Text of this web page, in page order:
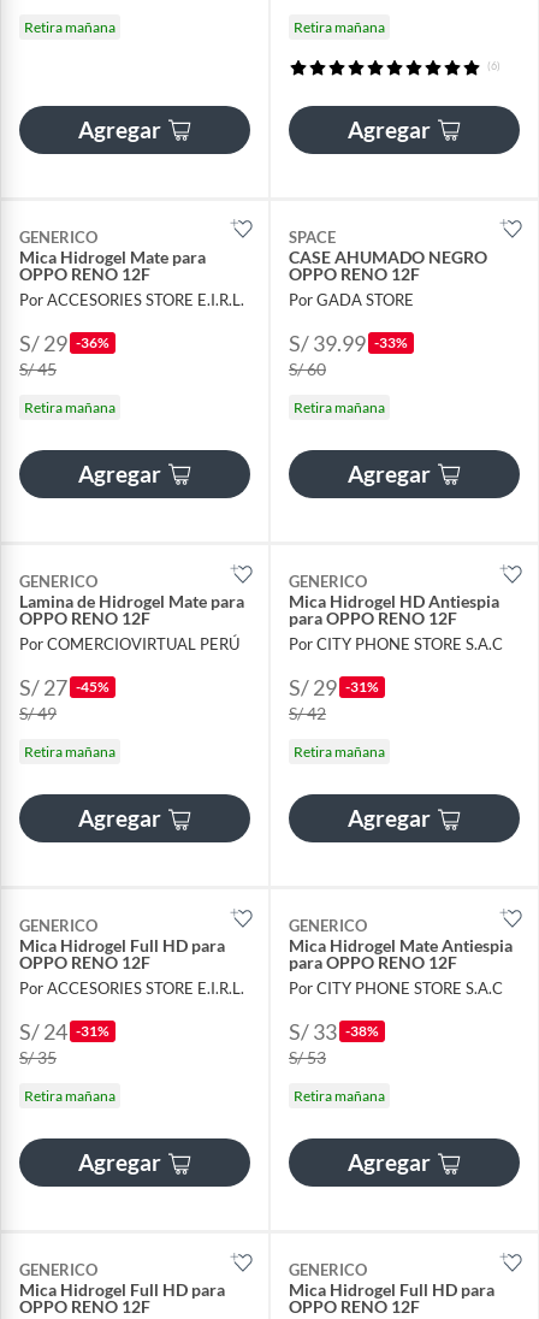
Retira mañana
Agregar
Retira mañana
(6)
Agregar
GENERICO
Mica Hidrogel Mate para
OPPO RENO 12F
Por ACCESORIES STORE E.I.R.L.
S/ 29 -36%
S/ 45
Retira mañana
Agregar
SPACE
CASE AHUMADO NEGRO
OPPO RENO 12F
Por GADA STORE
S/ 39.99 -33%
S/ 60
Retira mañana
Agregar
GENERICO
Lamina de Hidrogel Mate para
OPPO RENO 12F
Por COMERCIOVIRTUAL PERÚ
S/ 27 -45%
S/ 49
Retira mañana
Agregar
GENERICO
Mica Hidrogel HD Antiespia
para OPPO RENO 12F
Por CITY PHONE STORE S.A.C
S/ 29 -31%
S/ 42
Retira mañana
Agregar
GENERICO
Mica Hidrogel Full HD para
OPPO RENO 12F
Por ACCESORIES STORE E.I.R.L.
S/ 24 -31%
S/ 35
Retira mañana
Agregar
GENERICO
Mica Hidrogel Mate Antiespia
para OPPO RENO 12F
Por CITY PHONE STORE S.A.C
S/ 33 -38%
S/ 53
Retira mañana
Agregar
GENERICO
Mica Hidrogel Full HD para
OPPO RENO 12F
GENERICO
Mica Hidrogel Full HD para
OPPO RENO 12F